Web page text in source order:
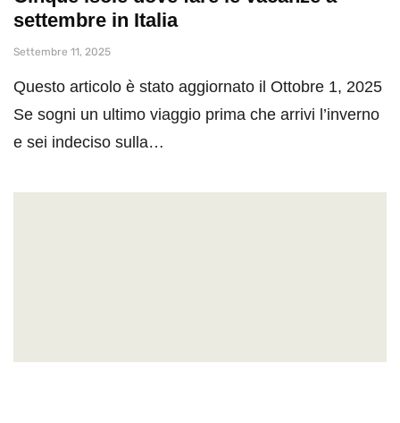
settembre in Italia
Settembre 11, 2025
Questo articolo è stato aggiornato il Ottobre 1, 2025
Se sogni un ultimo viaggio prima che arrivi l’inverno
e sei indeciso sulla…